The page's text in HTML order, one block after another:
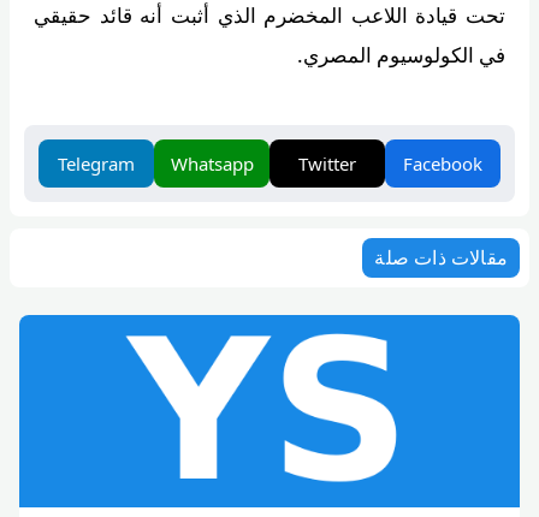
تحت قيادة اللاعب المخضرم الذي أثبت أنه قائد حقيقي
في الكولوسيوم المصري.
Facebook
Twitter
Whatsapp
Telegram
مقالات ذات صلة